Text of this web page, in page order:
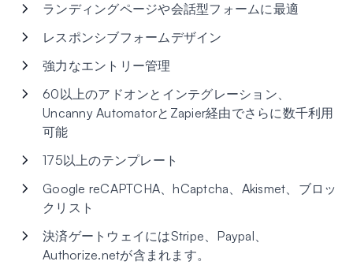
ランディングページや会話型フォームに最適
レスポンシブフォームデザイン
強力なエントリー管理
60以上のアドオンとインテグレーション、
Uncanny AutomatorとZapier経由でさらに数千利用
可能
175以上のテンプレート
Google reCAPTCHA、hCaptcha、Akismet、ブロッ
クリスト
決済ゲートウェイにはStripe、Paypal、
Authorize.netが含まれます。